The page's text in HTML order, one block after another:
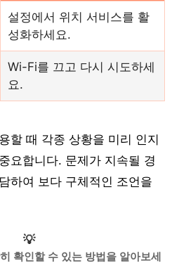
설정에서 위치 서비스를 활
성화하세요.
Wi-Fi를 끄고 다시 시도하세
요.
할 때 각종 상황을 미리 인지
요합니다. 문제가 지속될 경
하여 보다 구체적인 조언을
💡
확인할 수 있는 방법을 알아보세